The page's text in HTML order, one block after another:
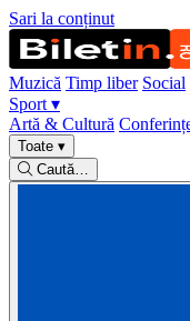
Sari la conținut
Muzică Timp liber Social
Sport ▾
Artă & Cultură
Toate ▾
Caută…